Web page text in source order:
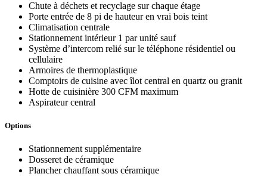
Chute à déchets et recyclage sur chaque étage
Porte entrée de 8 pi de hauteur en vrai bois teint
Climatisation centrale
Stationnement intérieur 1 par unité sauf
Système d’intercom relié sur le téléphone résidentiel ou
cellulaire
Armoires de thermoplastique
Comptoirs de cuisine avec îlot central en quartz ou granit
Hotte de cuisinière 300 CFM maximum
Aspirateur central
Options
Stationnement supplémentaire
Dosseret de céramique
Plancher chauffant sous céramique